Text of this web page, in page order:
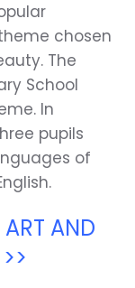
chosen
The
School
In
pupils
of
AND